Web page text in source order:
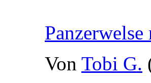
Von Tobi G.